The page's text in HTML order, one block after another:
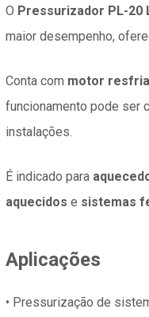
O Pressurizador PL-20
maior desempenho,
Conta com motor
funcionamento pode ser
instalações.
É indicado para
aquecidos e sistemas
Aplicações
• Pressurização de